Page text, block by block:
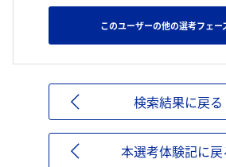
このユーザーの他の選考フェー
検索結果に戻る
本選考体験記に戻